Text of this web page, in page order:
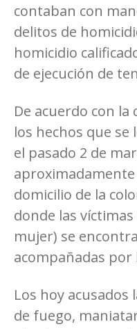
contaban con
delitos de
homicidio
de ejecución de
De acuerdo con
los hechos que
el pasado 2 de
aproximadamente
domicilio de la
donde las
mujer) se
acompañadas
Los hoy acusados
de fuego,